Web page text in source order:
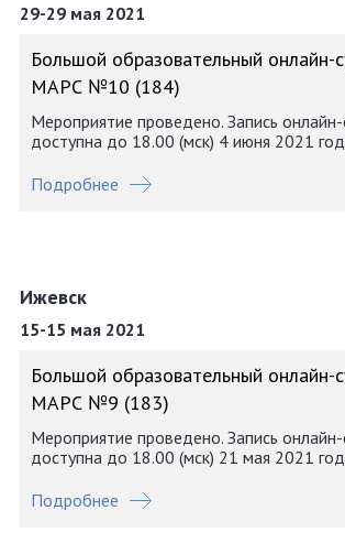
29-29 мая 2021
Большой образовательный онлайн-
МАРС №10 (184)
Мероприятие проведено. Запись
доступна до 18.00 (мск) 4 июня 2021
Подробнее
Ижевск
15-15 мая 2021
Большой образовательный онлайн-
МАРС №9 (183)
Мероприятие проведено. Запись
доступна до 18.00 (мск) 21 мая 2021
Подробнее